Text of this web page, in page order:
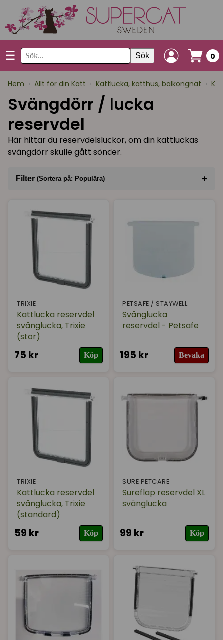
☰ Sök 0
Hem › Allt för din Katt › Kattlucka, katthus, balkongnät ›
Svängdörr / lucka
reservdel
Här hittar du reservdelsluckor, om din kattluckas
svängdörr skulle gått sönder.
Filter (Sortera på: Populära) +
Varumärke
I lager
TRIXIE
Kattlucka reservdel
svänglucka, Trixie
(stor)
75 kr Köp
PETSAFE / STAYWELL
Svänglucka
reservdel - Petsafe
195 kr Bevaka
TRIXIE
Kattlucka reservdel
svänglucka, Trixie
(standard)
59 kr Köp
SURE PETCARE
Sureflap reservdel XL
svänglucka
99 kr Köp